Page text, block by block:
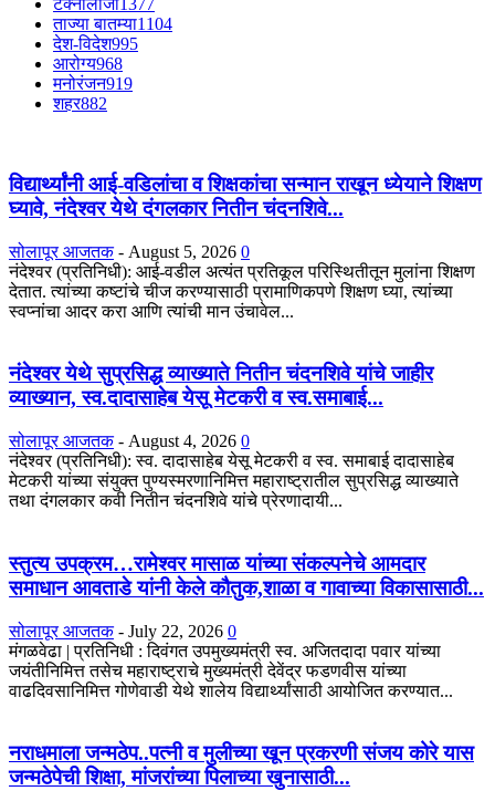
टेक्नॉलॉजी 1377
ताज्या बातम्या1104
देश-विदेश995
आरोग्य968
मनोरंजन919
शहर882
विद्यार्थ्यांनी आई-वडिलांचा व शिक्षकांचा सन्मान राखून ध्येयाने शिक्षण
घ्यावे, नंदेश्वर येथे दंगलकार नितीन चंदनशिवे...
सोलापूर आजतक - August 5, 2026 0
नंदेश्वर (प्रतिनिधी): आई-वडील अत्यंत प्रतिकूल परिस्थितीतून मुलांना शिक्षण
देतात. त्यांच्या कष्टांचे चीज करण्यासाठी प्रामाणिकपणे शिक्षण घ्या, त्यांच्या
स्वप्नांचा आदर करा आणि त्यांची मान उंचावेल...
नंदेश्वर येथे सुप्रसिद्ध व्याख्याते नितीन चंदनशिवे यांचे जाहीर
व्याख्यान, स्व.दादासाहेब येसू मेटकरी व स्व.समाबाई...
सोलापूर आजतक - August 4, 2026 0
नंदेश्वर (प्रतिनिधी): स्व. दादासाहेब येसू मेटकरी व स्व. समाबाई दादासाहेब
मेटकरी यांच्या संयुक्त पुण्यस्मरणानिमित्त महाराष्ट्रातील सुप्रसिद्ध व्याख्याते
तथा दंगलकार कवी नितीन चंदनशिवे यांचे प्रेरणादायी...
स्तुत्य उपक्रम…रामेश्वर मासाळ यांच्या संकल्पनेचे आमदार
समाधान आवताडे यांनी केले कौतुक,शाळा व गावाच्या विकासासाठी...
सोलापूर आजतक - July 22, 2026 0
मंगळवेढा | प्रतिनिधी : दिवंगत उपमुख्यमंत्री स्व. अजितदादा पवार यांच्या
जयंतीनिमित्त तसेच महाराष्ट्राचे मुख्यमंत्री देवेंद्र फडणवीस यांच्या
वाढदिवसानिमित्त गोणेवाडी येथे शालेय विद्यार्थ्यांसाठी आयोजित करण्यात...
नराधमाला जन्मठेप..पत्नी व मुलीच्या खून प्रकरणी संजय कोरे यास
जन्मठेपेची शिक्षा, मांजरांच्या पिलाच्या खुनासाठी...